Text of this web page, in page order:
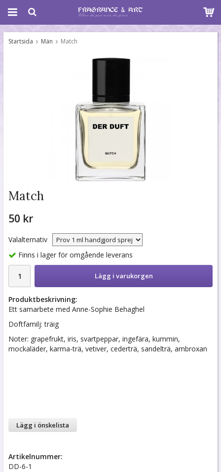
Startsida Män Match
Match
50 kr
Valalternativ
Finns i lager för omgående leverans
Lägg i varukorgen
Produktbeskrivning:
Ett samarbete med Anne-Sophie Behaghel
Doftfamilj: träig
Noter: grapefrukt, iris, svartpeppar, ingefära, kummin,
mockaläder, karma-trä, vetiver, cederträ, sandelträ, ambroxan
Lägg i önskelista
Artikelnummer:
DD-6-1